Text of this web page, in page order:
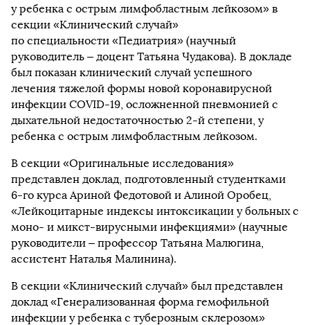
у ребенка с острым лимфобластным лейкозом» в
секции «Клинический случай»
по специальности «Педиатрия» (научный
руководитель – доцент Татьяна Чудакова). В докладе
был показан клинический случай успешного
лечения тяжелой формы новой коронавирусной
инфекции COVID-19, осложненной пневмонией с
дыхательной недостаточностью 2-й степени, у
ребенка с острым лимфобластным лейкозом.
В секции «Оригинальные исследования»
представлен доклад, подготовленный студентками
6-го курса Ариной Федотовой и Алиной Оробец,
«Лейкоцитарные индексы интоксикации у больных с
моно- и микст-вирусными инфекциями» (научные
руководители – профессор Татьяна Малюгина,
ассистент Наталья Малинина).
В секции «Клинический случай» был представлен
доклад «Генерализованная форма гемофильной
инфекции у ребенка с туберозным склерозом»